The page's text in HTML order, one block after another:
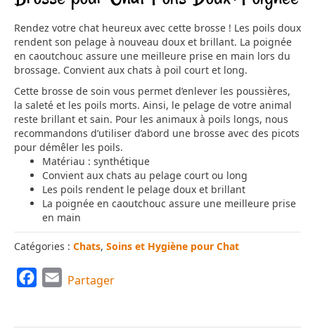
Rendez votre chat heureux avec cette brosse ! Les poils doux
rendent son pelage à nouveau doux et brillant. La poignée
en caoutchouc assure une meilleure prise en main lors du
brossage. Convient aux chats à poil court et long.
Cette brosse de soin vous permet d’enlever les poussières,
la saleté et les poils morts. Ainsi, le pelage de votre animal
reste brillant et sain. Pour les animaux à poils longs, nous
recommandons d’utiliser d’abord une brosse avec des picots
pour démêler les poils.
Matériau : synthétique
Convient aux chats au pelage court ou long
Les poils rendent le pelage doux et brillant
La poignée en caoutchouc assure une meilleure prise
en main
Catégories : Chats, Soins et Hygiène pour Chat
Partager